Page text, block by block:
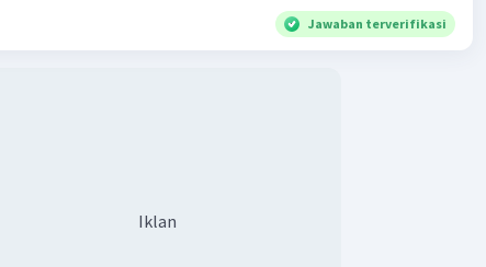
Jawaban terverifikasi
Iklan